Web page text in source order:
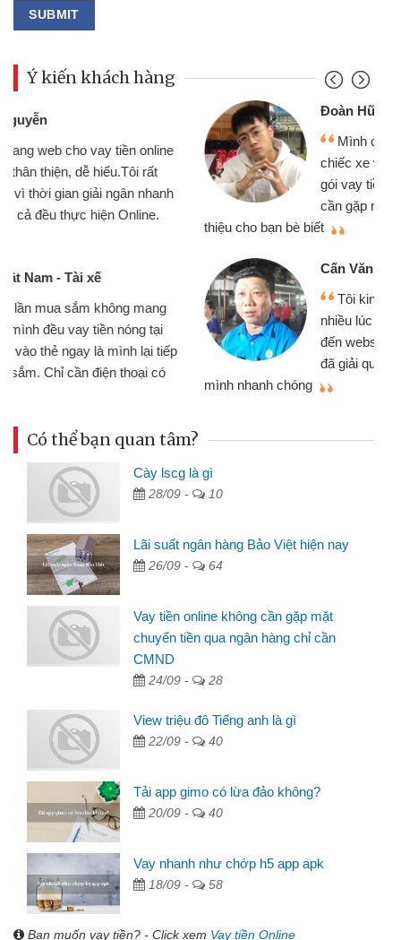
Ý kiến khách hàng
Đoàn Hữu Cảnh
Mình cần tiền gấp nên định cầm cố
chiếc xe wave nhưng thật may đã có
gói vay tiền bằng CMND online không
cần gặp mặt nên rất tiện lợi, sẽ giới
Cấn Văn Lực - Tạp hóa
Tôi kinh doanh buôn bán nhỏ lẻ
nhiều lúc cần vốn nhập hàng, nhờ biết
đến website qua bạn bè giới thiệu tôi
đã giải quyết được công việc của
Có thể bạn quan tâm?
Cày lscg là gì
28/09 - 10
Lãi suất ngân hàng Bảo Việt hiện nay
26/09 - 64
Vay tiền online không cần gặp mặt
chuyển tiền qua ngân hàng chỉ cần
CMND
24/09 - 28
View triệu đô Tiếng anh là gì
22/09 - 40
Tải app gimo có lừa đảo không?
20/09 - 40
Vay nhanh như chớp h5 app apk
18/09 - 58
Bạn muốn vay tiền? - Click xem Vay tiền Online